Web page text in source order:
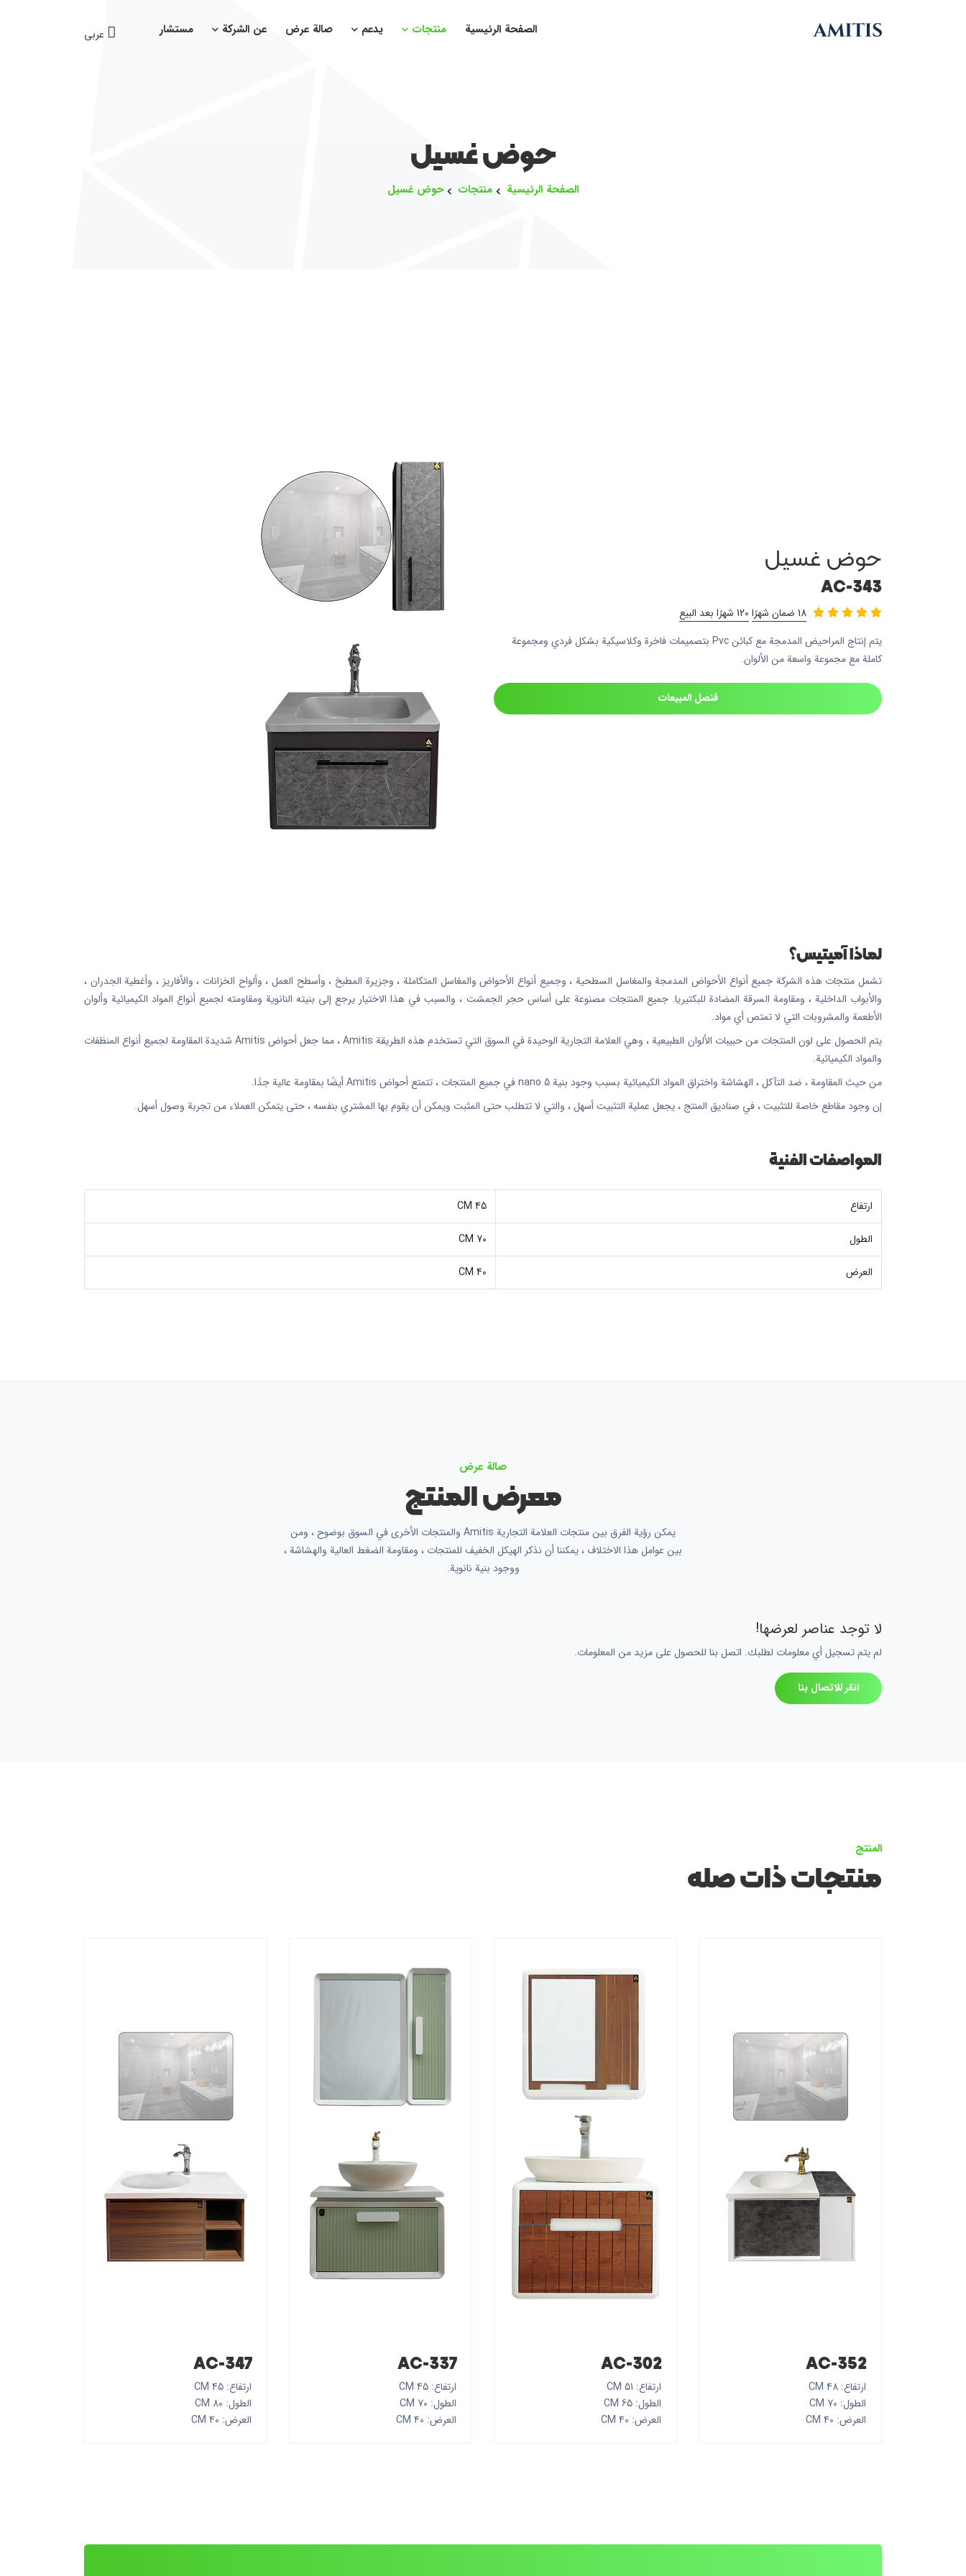
الصفحة الرئيسية منتجات يدعم صالة عرض عن الشركة مستشار عربی
حوض غسيل
الصفحة الرئيسية منتجات حوض غسيل
حوض غسيل
AC-343
18 ضمان شهرًا
120 شهرًا بعد البيع
يتم إنتاج المراحيض المدمجة مع كبائن Pvc بتصميمات فاخرة وكلاسيكية بشكل فردي ومجموعة
كاملة مع مجموعة واسعة من الألوان.
قنصل المبيعات
لماذا آميتيس؟
تشمل منتجات هذه الشركة جميع أنواع الأحواض المدمجة والمغاسل السطحية ، وجميع أنواع الأحواض والمغاسل المتكاملة ، وجزيرة المطبخ ، وأسطح العمل ، وألواح الخزانات ، والأفاريز ، وأغطية الجدران ،
والأبواب الداخلية ، ومقاومة السرقة المضادة للبكتيريا. جميع المنتجات مصنوعة على أساس حجر الجمشت ، والسبب في هذا الاختيار يرجع إلى بنيته النانوية ومقاومته لجميع أنواع المواد الكيميائية وألوان
الأطعمة والمشروبات التي لا تمتص أي مواد.
يتم الحصول على لون المنتجات من حبيبات الألوان الطبيعية ، وهي العلامة التجارية الوحيدة في السوق التي تستخدم هذه الطريقة Amitis ، مما جعل أحواض Amitis شديدة المقاومة لجميع أنواع المنظفات
والمواد الكيميائية.
من حيث المقاومة ، ضد التآكل ، الهشاشة واختراق المواد الكيميائية بسبب وجود بنية nano 5 في جميع المنتجات ، تتمتع أحواض Amitis أيضًا بمقاومة عالية جدًا.
إن وجود مقاطع خاصة للتثبيت ، في صناديق المنتج ، يجعل عملية التثبيت أسهل ، والتي لا تتطلب حتى المثبت ويمكن أن يقوم بها المشتري بنفسه ، حتى يتمكن العملاء من تجربة وصول أسهل.
المواصفات الفنية
ارتفاع 45 CM
الطول 70 CM
العرض 40 CM
صالة عرض
معرض المنتج
يمكن رؤية الفرق بين منتجات العلامة التجارية Amitis والمنتجات الأخرى في السوق بوضوح ، ومن
بين عوامل هذا الاختلاف ، يمكننا أن نذكر الهيكل الخفيف للمنتجات ، ومقاومة الضغط العالية والهشاشة ،
ووجود بنية نانوية.
لا توجد عناصر لعرضها!
لم يتم تسجيل أي معلومات لطلبك. اتصل بنا للحصول على مزيد من المعلومات.
انقر للاتصال بنا
المنتج
منتجات ذات صله
AC-352
ارتفاع: 48 CM
الطول: 70 CM
العرض: 40 CM
AC-302
ارتفاع: 51 CM
الطول: 65 CM
العرض: 40 CM
AC-337
ارتفاع: 45 CM
الطول: 70 CM
العرض: 40 CM
AC-347
ارتفاع: 45 CM
الطول: 80 CM
العرض: 40 CM